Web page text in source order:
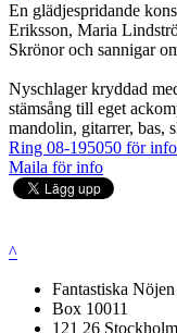
En glädjespridande
Eriksson, Maria
Skrönor och sannigar
Nyschlager kryddad
stämsång till eget
mandolin, gitarrer, bas,
Ring 08-195050 för info
Maila för info
^
Fantastiska
Box 10011
121 26